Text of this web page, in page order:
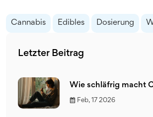
Cannabis Edibles Dosierung
Letzter Beitrag
Wie schläfrig macht
Feb, 17 2026